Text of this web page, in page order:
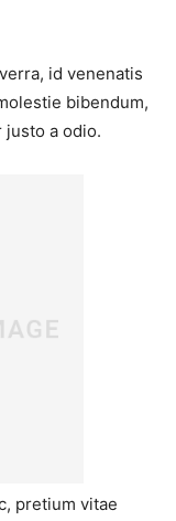
id venenatis
bibendum,
justo a odio.
pretium vitae